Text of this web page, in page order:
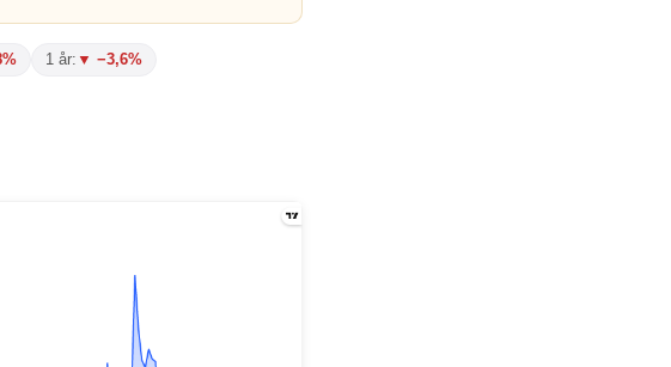
1 år: ▼ −3,6%